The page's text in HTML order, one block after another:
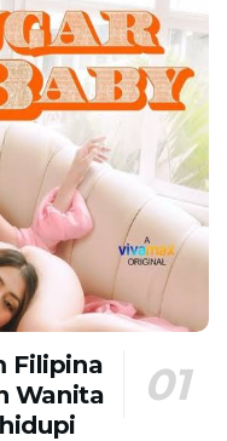
Filipina
Wanita